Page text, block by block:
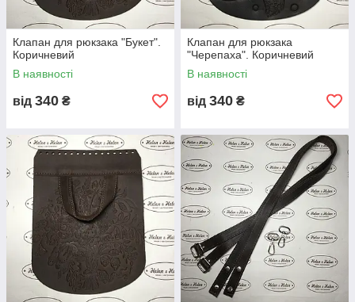
Клапан для рюкзака "Букет".
Коричневий
В наявності
від 340 ₴
Клапан для рюкзака
"Черепаха". Коричневий
В наявності
від 340 ₴